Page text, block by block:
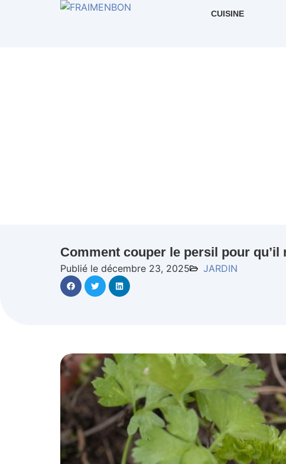
CUISINE
Comment couper le persil pour
Publié le décembre 23, 2025 JARDIN